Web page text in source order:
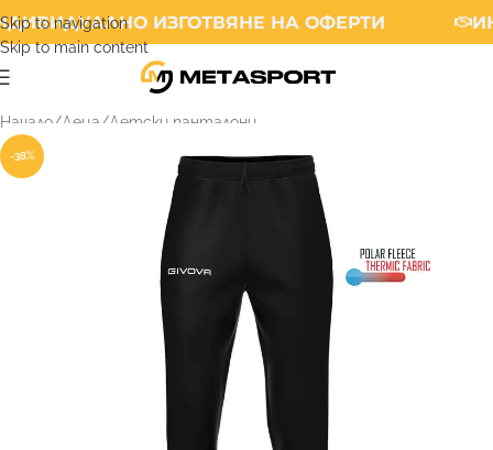
Skip to navigation
Skip to main content
ИЗГОТВЯНЕ НА ОФЕРТИ
Начало/Деца /Детски панталони
-38%